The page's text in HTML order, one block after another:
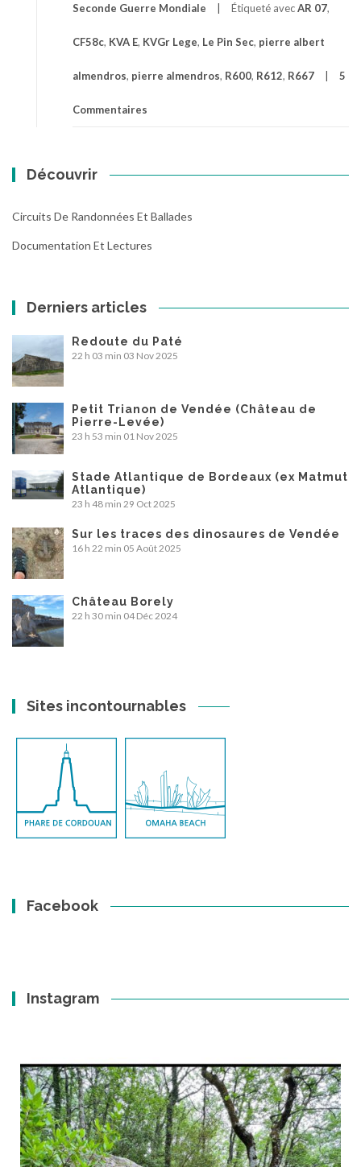
Seconde Guerre Mondiale Étiqueté avecAR 07,
CF58c, KVA E, KVGr Lege, Le Pin Sec, pierre albert
almendros, pierre almendros, R600, R612, R667 5
Commentaires
Découvrir
Circuits De Randonnées Et Ballades
Documentation Et Lectures
Derniers articles
Redoute du Paté
22 h 03 min 03 Nov 2025
Petit Trianon de Vendée (Château de
Pierre-Levée)
23 h 53 min 01 Nov 2025
Stade Atlantique de Bordeaux (ex Matmut
Atlantique)
23 h 48 min 29 Oct 2025
Sur les traces des dinosaures de Vendée
16 h 22 min 05 Août 2025
Château Borely
22 h 30 min 04 Déc 2024
Sites incontournables
Facebook
Instagram